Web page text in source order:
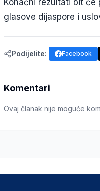
glasove dijaspore i
Podijelite: Facebook
Komentari
Ovaj članak nije moguće